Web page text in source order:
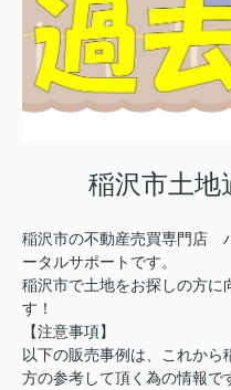
稲沢市土地
稲沢市の不動産売買専門店
ータルサポートです。
稲沢市で土地をお探しの方に
す！
【注意事項】
以下の販売事例は、これから
方の参考して頂く為の情報で